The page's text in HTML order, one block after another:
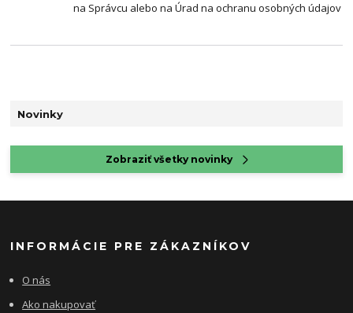
Novinky
Zobraziť všetky novinky
na Správcu alebo na Úrad na ochranu osobných údajov
INFORMÁCIE PRE ZÁKAZNÍKOV
O nás
Ako nakupovať